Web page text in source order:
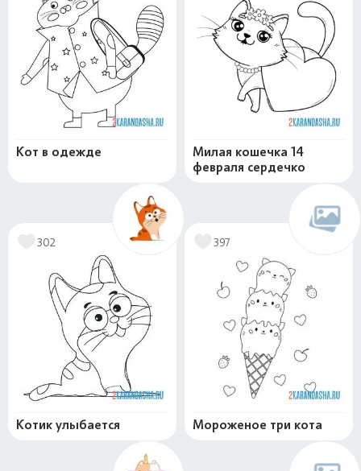
Кот в одежде
Милая кошечка 14
февраля сердечко
302
Котик улыбается
397
Мороженое три кота